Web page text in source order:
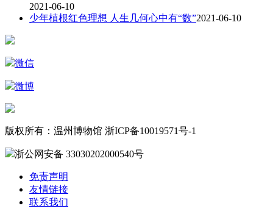
2021-06-10
少年植根红色理想 人生几何心中有“数”2021-06-10
微信
微博
版权所有：温州博物馆 浙ICP备10019571号-1
浙公网安备 33030202000540号
免责声明
友情链接
联系我们